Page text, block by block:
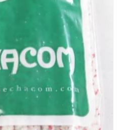
recommandons d'accepter leur
de votre navigation. Vous
en cliquant surréglages